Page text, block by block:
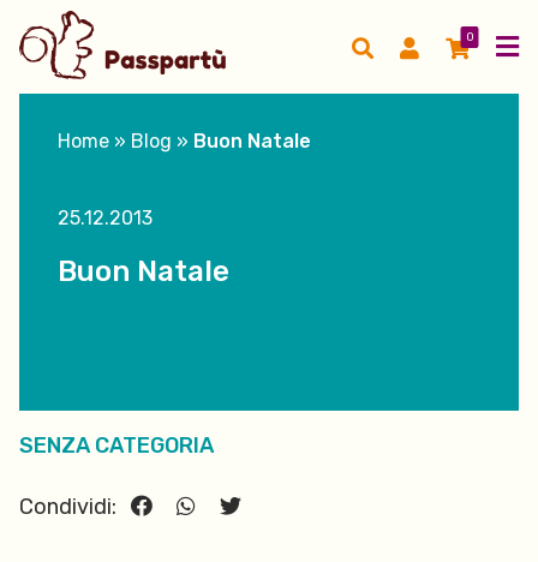
0
Home » Blog » Buon Natale
25.12.2013
Buon Natale
SENZA CATEGORIA
Condividi: